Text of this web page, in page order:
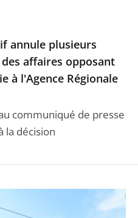
annule plusieurs
affaires opposant
à l'Agence Régionale
communiqué de presse
la décision